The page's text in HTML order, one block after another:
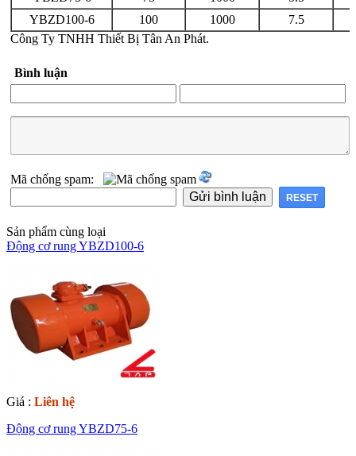
YBZD100-6
100 1000
7.5
Công Ty TNHH Thiết Bị Tân An Phát.
Bình luận
Mã chống spam:
Sản phẩm cùng loại
Động cơ rung YBZD100-6
Giá : Liên hệ
Động cơ rung YBZD75-6